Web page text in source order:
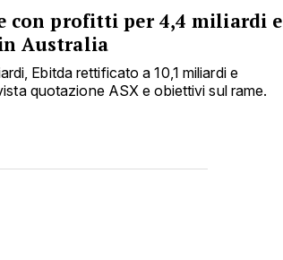
con profitti per 4,4 miliardi e
Australia
Ebitda rettificato a 10,1 miliardi e
quotazione ASX e obiettivi sul rame.